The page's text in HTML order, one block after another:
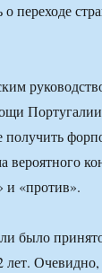
переходе
вероятного
и «против».
было
лет.